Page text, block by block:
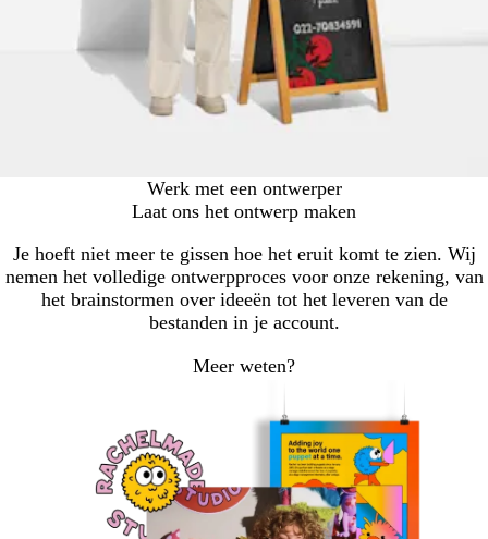
Werk met een ontwerper
Laat ons het ontwerp maken
Je hoeft niet meer te gissen hoe het eruit komt te zien. Wij
nemen het volledige ontwerpproces voor onze rekening, van
het brainstormen over ideeën tot het leveren van de
bestanden in je account.
Meer weten?